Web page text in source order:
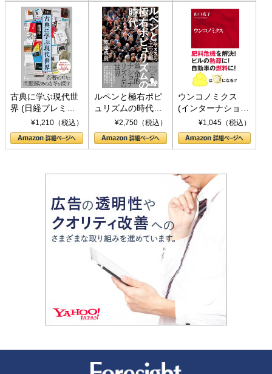
古典に学ぶ現代世
界 (日経プレミア
シリーズ)¥1,210（税込）
ルペンと極右ポピ
ュリズムの時代：
〈ヤヌス〉の二つ
の顔
¥2,750（税込）
ウンコノミクス
(インターナショナ
ル新書)¥1,045（税込）